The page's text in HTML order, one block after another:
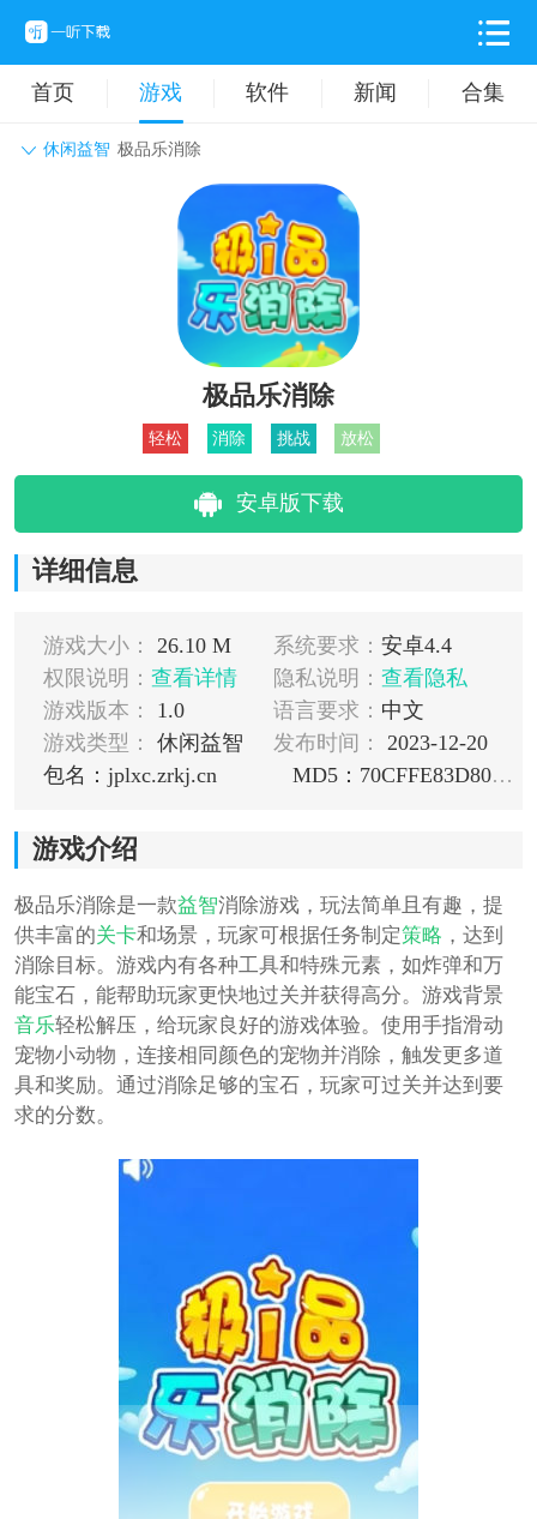
首页 游戏 软件 新闻 合集
休闲益智 极品乐消除
动作格斗 休闲益智
卡牌对战 音乐舞蹈
挂机养成
极品乐消除
轻松 消除 挑战 放松
安卓版下载
详细信息
游戏大小： 26.10 M 系统要求： 安卓4.4
权限说明： 查看详情 隐私说明： 查看隐私
游戏版本：
1.0 语言要求： 中文
游戏类型：
休闲益智 发布时间：
2023-12-20
包名：jplxc.zrkj.cn
MD5：70CFFE83D80ABAA77B30CE1E1B89D2C2
游戏介绍
极品乐消除是一款益智消除游戏，玩法简单且有趣，提
供丰富的关卡和场景，玩家可根据任务制定策略 ，达到
消除目标。游戏内有各种工具和特殊元素，如炸弹和万
能宝石，能帮助玩家更快地过关并获得高分。游戏背景
音乐轻松解压，给玩家良好的游戏体验。使用手指滑动
宠物小动物，连接相同颜色的宠物并消除，触发更多道
具和奖励。通过消除足够的宝石，玩家可过关并达到要
求的分数。